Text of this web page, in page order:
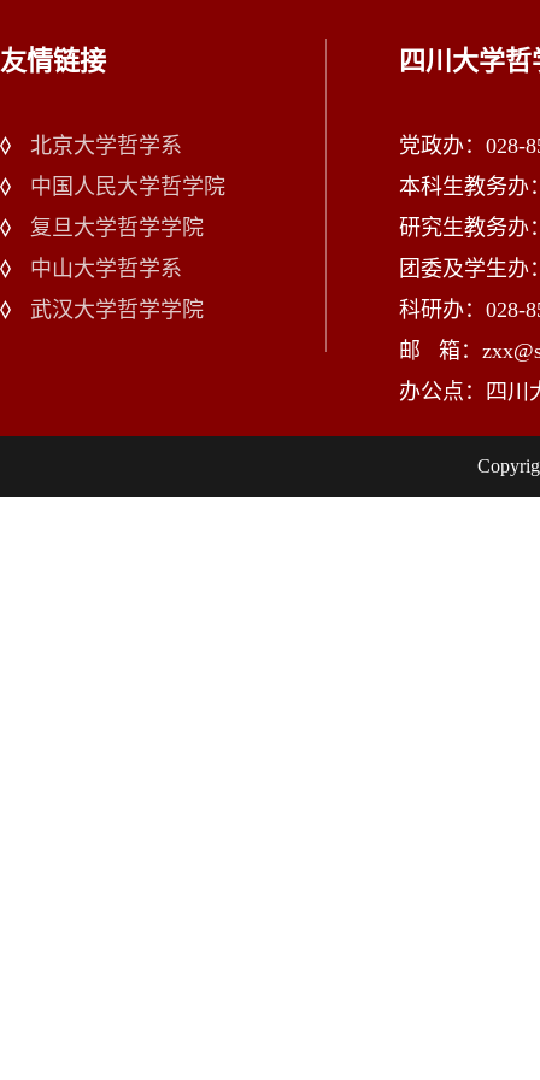
友情链接
北京大学哲学系
中国人民大学哲学院
复旦大学哲学学院
中山大学哲学系
武汉大学哲学学院
四川大学哲
党政办：028-
本科生教务办
研究生教务办
团委及学生办
科研办：028-
邮 箱：
办公点：四川